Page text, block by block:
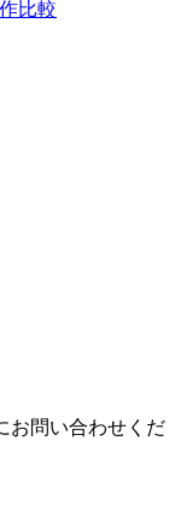
比較
お問い合わせくだ